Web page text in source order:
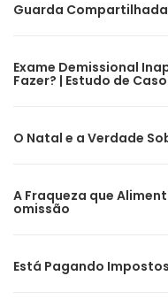
Guarda
Exame Demissional
Fazer? | Estudo de Caso
O Natal e a Verdade
A Fraqueza que
omissão
Está Pagando